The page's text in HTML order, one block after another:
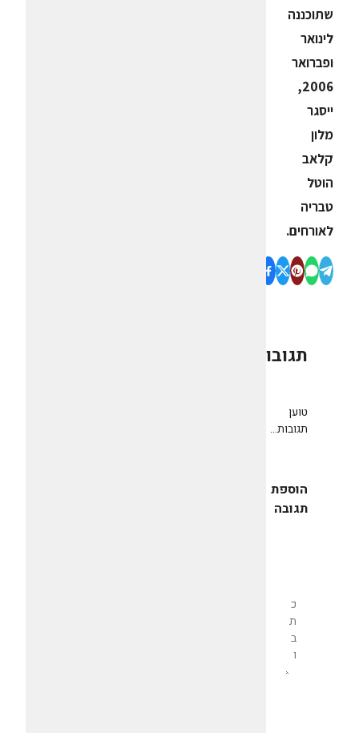
שתוכננה
לינואר
ופברואר
2006,
ייסגר
מלון
קלאב
הוטל
טבריה
לאורחים.
תגובות
טוען
תגובות...
הוספת
תגובה